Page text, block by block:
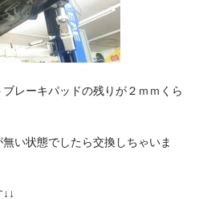
レーキパッドの残りが２ｍｍくら
い状態でしたら交換しちゃいま